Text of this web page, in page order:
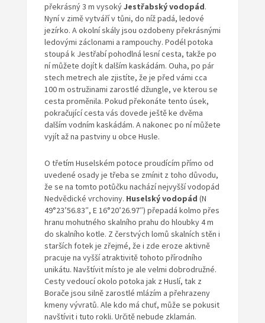
překrásný 3 m vysokýJestřabský vodopád.
Nyní v zimě vytváří v tůni, do níž padá, ledové
jezírko. A okolní skály jsou ozdobeny překrásnými
ledovými záclonami a rampouchy. Podél potoka
stoupá k Jestřabí pohodlná lesní cesta, takže po
ní můžete dojít k dalším kaskádám. Ouha, po pár
stech metrech ale zjistíte, že je před vámi cca
100 m ostružinami zarostlé džungle, ve kterou se
cesta proměnila. Pokud překonáte tento úsek,
pokračující cesta vás dovede ještě ke dvěma
dalším vodním kaskádám. A nakonec po ní můžete
vyjít až na pastviny u obce Husle.
O třetím Huselském potoce proudícím přímo od
uvedené osady je třeba se zmínit z toho důvodu,
že se na tomto potůčku nachází nejvyšší vodopád
Nedvědické vrchoviny. Huselský vodopád (N
49°23’56.83″, E 16°20’26.97″) přepadá kolmo přes
hranu mohutného skalního prahu do hloubky 4 m
do skalního kotle. Z čerstvých lomů skalních stěn i
starších fotek je zřejmé, že i zde eroze aktivně
pracuje na vyšší atraktivitě tohoto přírodního
unikátu. Navštívit místo je ale velmi dobrodružné.
Cesty vedoucí okolo potoka jak z Huslí, tak z
Borače jsou silně zarostlé mlázím a přehrazeny
kmeny vývratů. Ale kdo má chuť, může se pokusit
navštívit i tuto rokli. Určitě nebude zklamán.